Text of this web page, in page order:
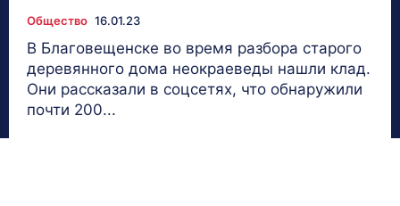
Общество 16.01.23
В Благовещенске во время разбора старого
деревянного дома неокраеведы нашли клад.
Они рассказали в соцсетях, что обнаружили
почти 200...